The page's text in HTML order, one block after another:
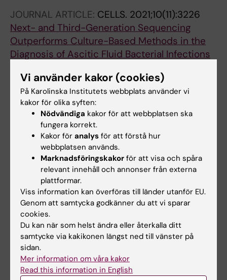
JOURNAL ARTICLE: CELLS. 2021;10(11):3226
Next- and Third-Generation Sequencing
Outperforms Culture-Based Methods in the
Diagnosis of Ascitic Fluid Bacterial Infections
Goelz H; Wetzel S; Mehrbarzin N; Utzolino S;
Haecker G; Badr MT
Alla författare
Alla övriga publikationer
PREPRINT:BIORXIV.2024
The CHCHD2-CHCHD10 protein complex is
modulated by mitochondrial dysfunction and
alters lipid homeostasis in the mouse brain
Gerlach J; Pireddu P; Zhang X; Wetzel S;
Mennuni M; Milenkovic D; Nolte H; Branzell N;
Kaya I; Villegas RG; Rubalcava-Gracia D; Alsina
D; Feederle R; Andrén P; Langer T;
Svenningsson P; Filograna R
Är du Simon Theobald Wetzel?
Redigera din profil
Vi använder kakor (cookies)
På Karolinska Institutets webbplats använder vi
kakor för olika syften:
Nödvändiga kakor för att webbplatsen ska
fungera korrekt.
Kakor för analys för att förstå hur
webbplatsen används.
Marknadsföringskakor för att visa och spåra
relevant innehåll och annonser från externa
plattformar.
Viss information kan överföras till länder utanför EU.
Genom att samtycka godkänner du att vi sparar
cookies.
Du kan när som helst ändra eller återkalla ditt
samtycke via kakikonen längst ned till vänster på
sidan.
Mer information om våra kakor
Read this information in English